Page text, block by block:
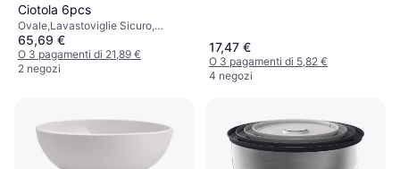
Ciotola 6pcs
Ovale,Lavastoviglie Sicuro,
Microonde Sicuro, Porcellana,
Bianco
65,69 €
O 3 pagamenti di 21,89 €
2 negozi
17,47 €
O 3 pagamenti di 5,82 €
4 negozi